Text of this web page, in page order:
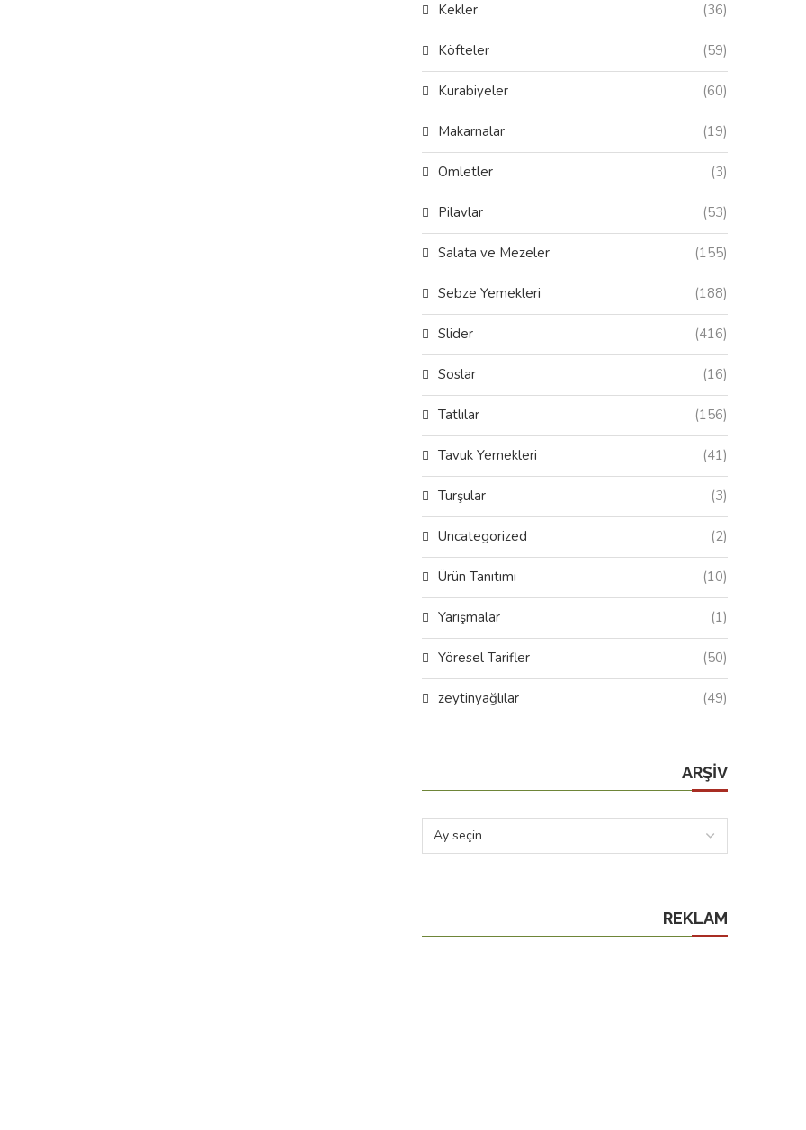
Kekler (36)
Köfteler (59)
Kurabiyeler (60)
Makarnalar (19)
Omletler (3)
Pilavlar (53)
Salata ve Mezeler (155)
Sebze Yemekleri (188)
Slider (416)
Soslar (16)
Tatlılar (156)
Tavuk Yemekleri (41)
Turşular (3)
Uncategorized (2)
Ürün Tanıtımı (10)
Yarışmalar (1)
Yöresel Tarifler (50)
zeytinyağlılar (49)
ARŞIV
REKLAM